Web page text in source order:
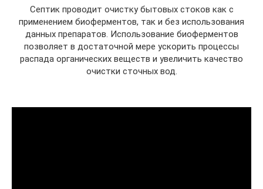
Септик проводит очистку бытовых стоков как с
применением биоферментов, так и без использования
данных препаратов. Использование биоферментов
позволяет в достаточной мере ускорить процессы
распада органических веществ и увеличить качество
очистки сточных вод.